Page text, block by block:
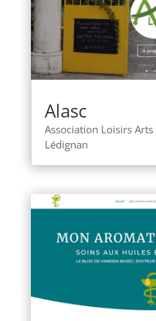
Alasc
Association Loisirs
Lédignan